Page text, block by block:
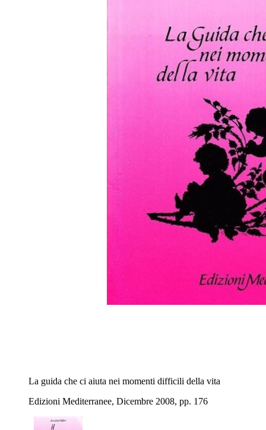
La guida che ci aiuta nei momenti difficili della vita
Edizioni Mediterranee, Dicembre 2008, pp. 176